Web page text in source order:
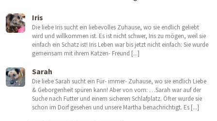
Iris
Die liebe Iris sucht ein liebevolles Zuhause, wo sie endlich geliebt
wird und willkommen ist. Es ist nicht schwer, Iris zu mögen, weil sie
einfach ein Schatz ist! Iris Leben war bis jetzt nicht einfach: Sie wurde
gemeinsam mit ihrem Katzen- Freund [...]
Sarah
Die liebe Sarah sucht ein Für- immer- Zuhause, wo sie endlich Liebe
& Geborgenheit spüren kann! Aber von vorn: …Sarah war auf der
Suche nach Futter und einem sicheren Schlafplatz. Öfter wurde sie
schon im Dorf gesehen und unsere Martha benachrichtigt. Es [...]